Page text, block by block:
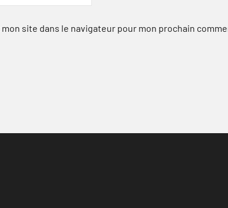
site dans le navigateur pour mon prochain